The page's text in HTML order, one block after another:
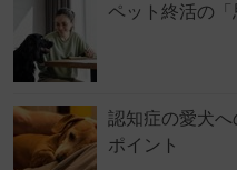
ペット終活の
認知症の愛犬
ポイント